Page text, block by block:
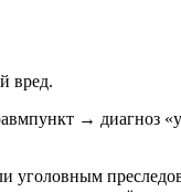
вред.
→ диагноз
уголовным